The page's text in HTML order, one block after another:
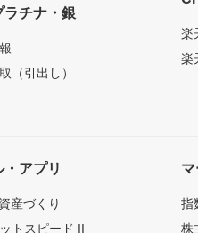
ラチナ・銀
（引出し）
楽
楽
・アプリ
産づくり
トスピード II
指
株